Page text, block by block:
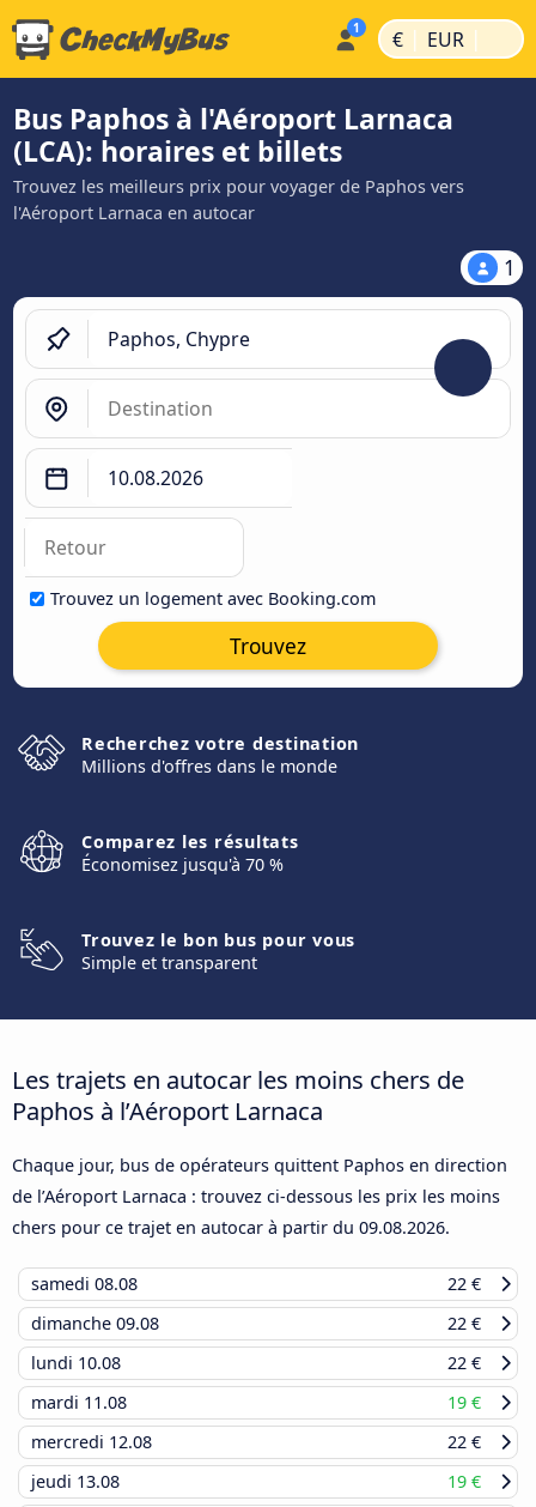
€ | EUR |
Bus Paphos à l'Aéroport Larnaca
(LCA): horaires et billets
Trouvez les meilleurs prix pour voyager de Paphos vers
l'Aéroport Larnaca en autocar
1
Trouvez un logement avec Booking.com
Trouvez
Recherchez votre destination
Millions d'offres dans le monde
Comparez les résultats
Économisez jusqu'à 70 %
Trouvez le bon bus pour vous
Simple et transparent
Les trajets en autocar les moins chers de
Paphos à l’Aéroport Larnaca
Chaque jour, bus de opérateurs quittent Paphos en direction
de l’Aéroport Larnaca : trouvez ci-dessous les prix les moins
chers pour ce trajet en autocar à partir du 09.08.2026.
samedi 08.08
22 €
dimanche 09.08
22 €
lundi 10.08
22 €
mardi 11.08
19 €
mercredi 12.08
22 €
jeudi 13.08
19 €